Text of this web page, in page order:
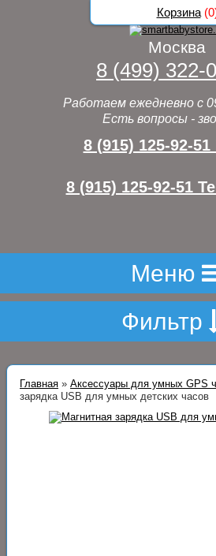
Москва
8 (499) 322-
Работаем ежедневно с
Есть вопросы -
8 (915) 125-92-51
8 (915) 125-92-51
Меню
Фильтр
Главная » Аксессуары для умных GPS
зарядка USB для умных детских часов
Корзина(0